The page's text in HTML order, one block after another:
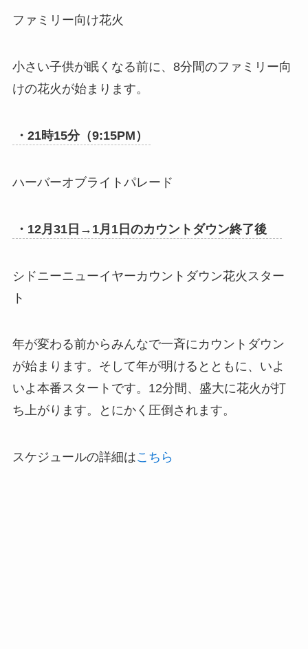
ファミリー向け花火
小さい子供が眠くなる前に、8分間のファミリー向
けの花火が始まります。
・21時15分（9:15PM）
ハーバーオブライトパレード
・12月31日→1月1日のカウントダウン終了後
シドニーニューイヤーカウントダウン花火スター
ト
年が変わる前からみんなで一斉にカウントダウン
が始まります。そして年が明けるとともに、いよ
いよ本番スタートです。12分間、盛大に花火が打
ち上がります。とにかく圧倒されます。
スケジュールの詳細はこちら